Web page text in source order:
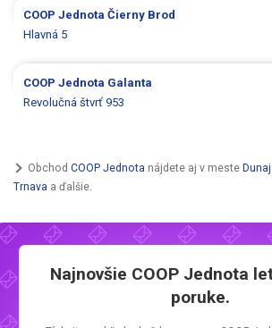
COOP JednotaČierny Brod
Hlavná 5
COOP Jednota Galanta
Revolučná štvrť 953
Obchod COOP Jednota nájdete aj v meste
Trnava a ďalšie.
Najnovšie COOP Jednota
poruke.